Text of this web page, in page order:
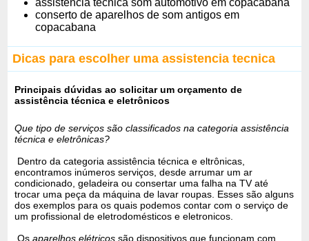
conserto de aparelhos de som antigos em
copacabana
Dicas para escolher uma assistencia tecnica
Principais dúvidas ao solicitar um orçamento de
assistência técnica e eletrônicos
Que tipo de serviços são classificados na categoria assistência
técnica e eletrônicas?
Dentro da categoria assistência técnica e eltrônicas,
encontramos inúmeros serviços, desde arrumar um ar
condicionado, geladeira ou consertar uma falha na TV até
trocar uma peça da máquina de lavar roupas. Esses são alguns
dos exemplos para os quais podemos contar com o serviço de
um profissional de eletrodomésticos e eletronicos.
Osaparelhos elétricos são dispositivos que funcionam com